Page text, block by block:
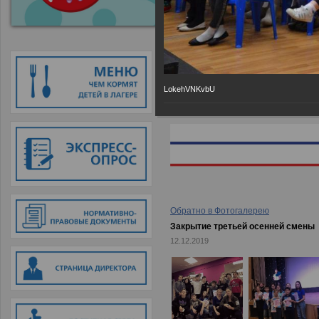
Главная →Фотогалерея
Обратно в Фотогалерею
Закрытие третьей осенней смены
12.12.2019
LokehVNKvbU